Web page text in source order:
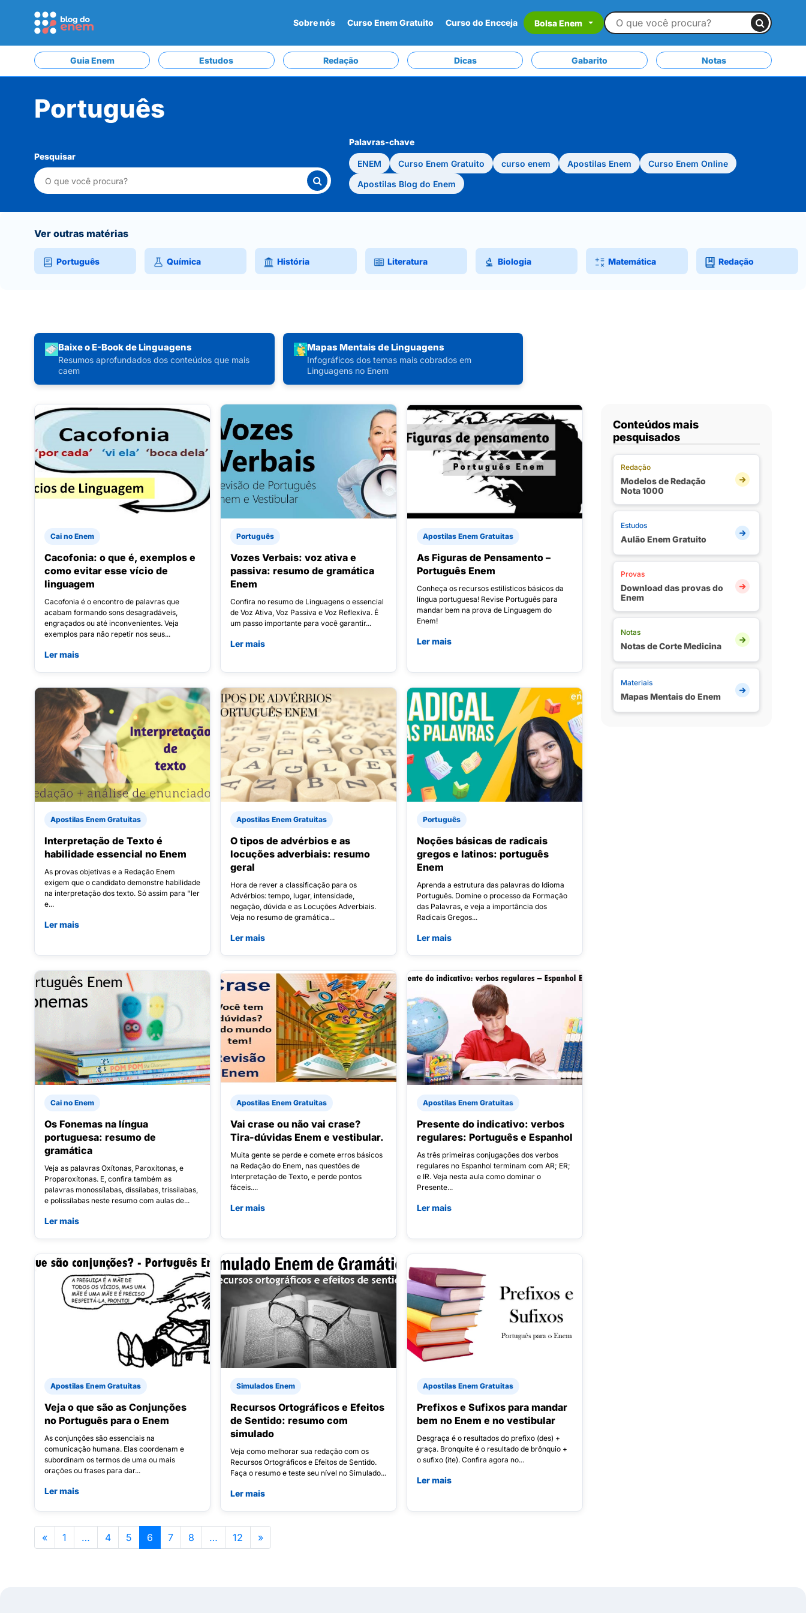
Sobre nós Curso Enem Gratuito Curso do Encceja Bolsa Enem
Guia Enem Estudos Redação Dicas Gabarito Notas
Português
Pesquisar
Palavras-chave
ENEM Curso Enem Gratuito curso enem Apostilas Enem
Curso Enem Online
Apostilas Blog do Enem
Ver outras matérias
Português Química História Literatura Biologia Matemática Redação
Baixe o E-Book de Linguagens
Resumos aprofundados dos conteúdos que mais
caem
Mapas Mentais de Linguagens
Infográficos dos temas mais cobrados em
Linguagens no Enem
Cai no Enem
Cacofonia: o que é, exemplos e
como evitar esse vício de
linguagem
Cacofonia é o encontro de palavras que
acabam formando sons desagradáveis,
engraçados ou até inconvenientes. Veja
exemplos para não repetir nos seus...
Ler mais
Português
Vozes Verbais: voz ativa e
passiva: resumo de gramática
Enem
Confira no resumo de Linguagens o essencial
de Voz Ativa, Voz Passiva e Voz Reflexiva. É
um passo importante para você garantir...
Ler mais
Apostilas Enem Gratuitas
As Figuras de Pensamento –
Português Enem
Conheça os recursos estilísticos básicos da
língua portuguesa! Revise Português para
mandar bem na prova de Linguagem do
Enem!
Ler mais
Apostilas Enem Gratuitas
Interpretação de Texto é
habilidade essencial no Enem
As provas objetivas e a Redação Enem
exigem que o candidato demonstre habilidade
na interpretação dos texto. Só assim para "ler
e...
Ler mais
Apostilas Enem Gratuitas
O tipos de advérbios e as
locuções adverbiais: resumo
geral
Hora de rever a classificação para os
Advérbios: tempo, lugar, intensidade,
negação, dúvida e as Locuções Adverbiais.
Veja no resumo de gramática...
Ler mais
Português
Noções básicas de radicais
gregos e latinos: português
Enem
Aprenda a estrutura das palavras do Idioma
Português. Domine o processo da Formação
das Palavras, e veja a importância dos
Radicais Gregos...
Ler mais
Cai no Enem
Os Fonemas na língua
portuguesa: resumo de
gramática
Veja as palavras Oxítonas, Paroxítonas, e
Proparoxítonas. E, confira também as
palavras monossílabas, dissílabas, trissílabas,
e polissílabas neste resumo com aulas de...
Ler mais
Apostilas Enem Gratuitas
Vai crase ou não vai crase?
Tira-dúvidas Enem e vestibular.
Muita gente se perde e comete erros básicos
na Redação do Enem, nas questões de
Interpretação de Texto, e perde pontos
fáceis....
Ler mais
Apostilas Enem Gratuitas
Presente do indicativo: verbos
regulares: Português e Espanhol
As três primeiras conjugações dos verbos
regulares no Espanhol terminam com AR; ER;
e IR. Veja nesta aula como dominar o
Presente...
Ler mais
Apostilas Enem Gratuitas
Veja o que são as Conjunções
no Português para o Enem
As conjunções são essenciais na
comunicação humana. Elas coordenam e
subordinam os termos de uma ou mais
orações ou frases para dar...
Ler mais
Simulados Enem
Recursos Ortográficos e Efeitos
de Sentido: resumo com
simulado
Veja como melhorar sua redação com os
Recursos Ortográficos e Efeitos de Sentido.
Faça o resumo e teste seu nível no Simulado...
Ler mais
Apostilas Enem Gratuitas
Prefixos e Sufixos para mandar
bem no Enem e no vestibular
Desgraça é o resultados do prefixo (des) +
graça. Bronquite é o resultado de brônquio +
o sufixo (ite). Confira agora no...
Ler mais
« 1 … 4 5 6 7 8 … 12 »
Conteúdos mais
pesquisados
Redação
Modelos de Redação
Nota 1000
Estudos
Aulão Enem Gratuito
Provas
Download das provas do
Enem
Notas
Notas de Corte Medicina
Materiais
Mapas Mentais do Enem